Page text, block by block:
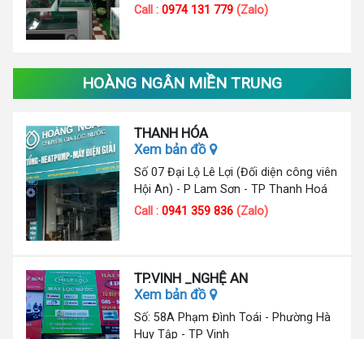
Call :0974 131 779 (Zalo)
HOÀNG NGÂN MIỀN TRUNG
THANH HÓA
Xem bản đồ
Số 07 Đại Lộ Lê Lợi (Đối diện công viên
Hội An) - P Lam Sơn - TP Thanh Hoá
Call :0941 359 836 (Zalo)
TP.VINH _NGHỆ AN
Xem bản đồ
Số: 58A Phạm Đình Toái - Phường Hà
Huy Tập - TP Vinh